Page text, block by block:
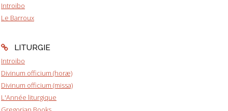
Introibo
Le Barroux
LITURGIE
Introibo
Divinum officium (horæ)
Divinum officium (missa)
L'Année liturgique